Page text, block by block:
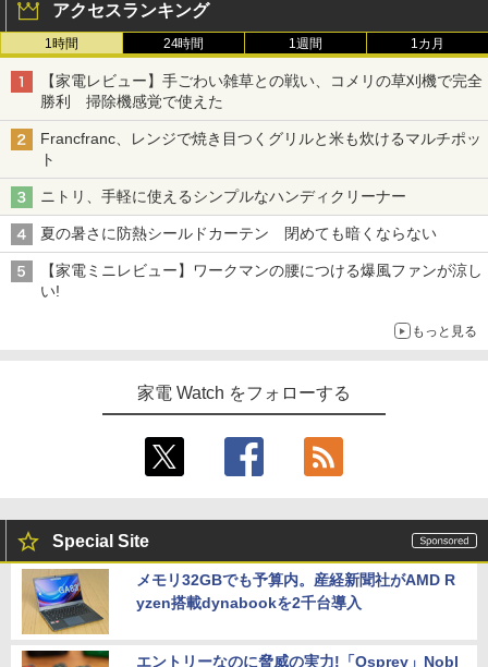
アクセスランキング
1時間 24時間 1週間 1カ月
【家電レビュー】手ごわい雑草との戦い、コメリの草刈機で完全
勝利 掃除機感覚で使えた
Francfranc、レンジで焼き目つくグリルと米も炊けるマルチポッ
ト
ニトリ、手軽に使えるシンプルなハンディクリーナー
夏の暑さに防熱シールドカーテン 閉めても暗くならない
【家電ミニレビュー】ワークマンの腰につける爆風ファンが涼し
い!
もっと見る
家電 Watch をフォローする
Special Site
メモリ32GBでも予算内。産経新聞社がAMD R
yzen搭載dynabookを2千台導入
エントリーなのに脅威の実力!「Osprey」Nobl